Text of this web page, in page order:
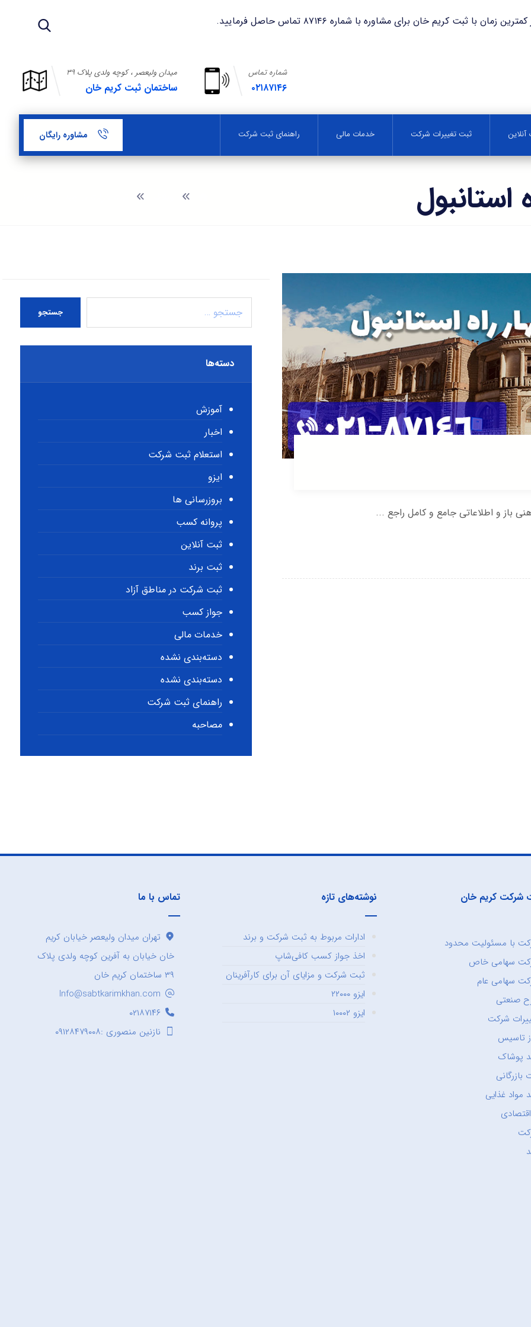
کریم خان برای مشاوره با شماره ۸۷۱۴۶ تماس حاصل فرمایید.
میدان ولیعصر ، کوچه ولدی پلاک ۳۹
ساختمان ثبت کریم خان
شماره تماس
۰۲۱۸۷۱۴۶
ثبت تغییرات شرکت خدمات مالی راهنمای ثبت شرکت مشاوره رایگان
باز و اطلاعاتی جامع و کامل راجع ...
جستجو
دسته‌ها
آموزش
اخبار
استعلام ثبت شرکت
ایزو
بروزرسانی ها
پروانه کسب
ثبت آنلاین
ثبت برند
ثبت شرکت در مناطق آزاد
جواز کسب
خدمات مالی
دسته‌بندی نشده
دسته‌بندی نشده
راهنمای ثبت شرکت
مصاحبه
شرکت کریم خان
با مسئولیت محدود
سهامی خاص
سهامی عام
صنعتی
شرکت
تاسیس
پوشاک
بازرگانی
مواد غذایی
نوشته‌های تازه
ادارات مربوط به ثبت شرکت و برند
اخذ جواز کسب کافی‌شاپ
ثبت شرکت و مزایای آن برای کارآفرینان
ایزو ۲۲۰۰۰
ایزو ۱۰۰۰۲
تماس با ما
تهران میدان ولیعصر خیابان کریم
خان خیابان به آفرین کوچه ولدی پلاک
۳۹ ساختمان کریم خان
Info@sabtkarimkhan.com
۰۲۱۸۷۱۴۶
نازنین منصوری :۰۹۱۲۸۴۷۹۰۰۸